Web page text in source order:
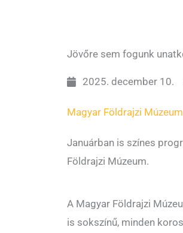
Jövőre sem fogunk
2025. december 10.
Magyar Földrajzi Múzeum
Januárban is színes
Földrajzi Múzeum.
A Magyar Földrajzi
is sokszínű, minden